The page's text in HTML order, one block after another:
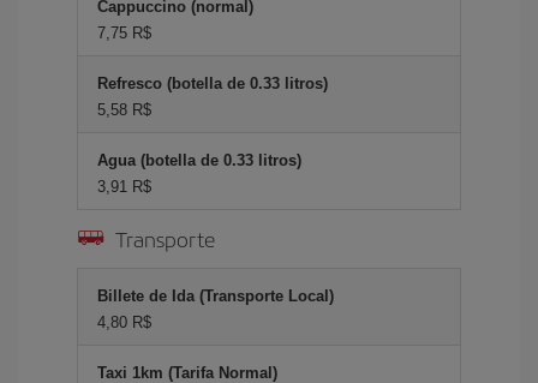
Cappuccino (normal)
7,75 R$
Refresco (botella de 0.33 litros)
5,58 R$
Agua (botella de 0.33 litros)
3,91 R$
Transporte
Billete de Ida (Transporte Local)
4,80 R$
Taxi 1km (Tarifa Normal)